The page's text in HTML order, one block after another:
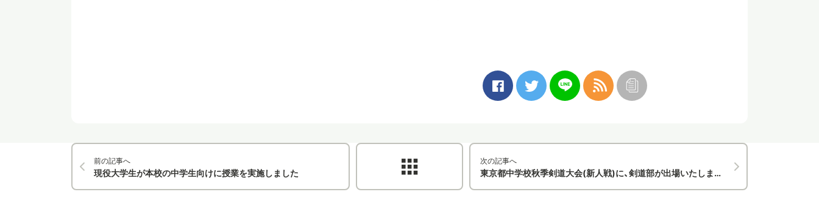
前の記事へ
現役大学生が本校の中学生向けに授業を実施しました
次の記事へ
東京都中学校秋季剣道大会(新人戦)に、剣道部が出場いたしました